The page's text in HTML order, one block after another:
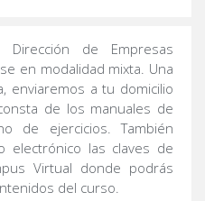
de Empresas
en modalidad mixta. Una
enviaremos a tu domicilio
de los manuales de
de ejercicios. También
electrónico las claves de
Virtual donde podrás
del curso.